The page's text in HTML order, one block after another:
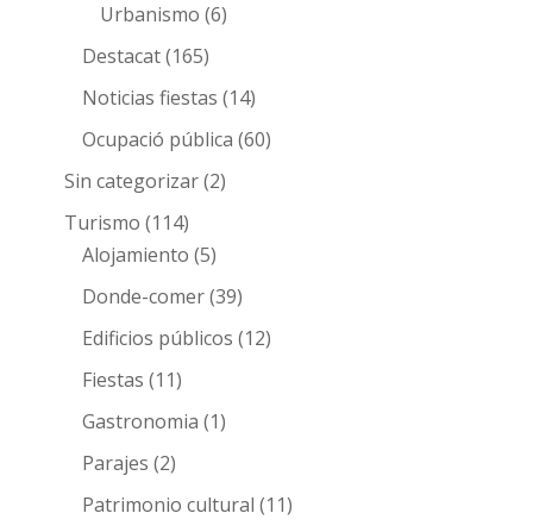
Urbanismo (6)
Destacat(165)
Noticias fiestas (14)
Ocupació pública (60)
Sin categorizar(2)
Turismo (114)
Alojamiento (5)
Donde-comer(39)
Edificios públicos (12)
Fiestas (11)
Gastronomia (1)
Parajes (2)
Patrimonio cultural (11)